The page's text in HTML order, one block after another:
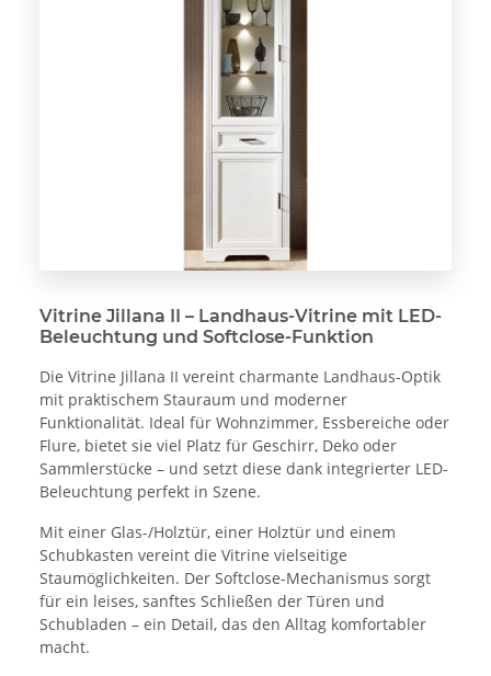
Vitrine Jillana II – Landhaus-Vitrine mit LED-
Beleuchtung und Softclose-Funktion
Die Vitrine Jillana II vereint charmante Landhaus-Optik
mit praktischem Stauraum und moderner
Funktionalität. Ideal für Wohnzimmer, Essbereiche oder
Flure, bietet sie viel Platz für Geschirr, Deko oder
Sammlerstücke – und setzt diese dank integrierter LED-
Beleuchtung perfekt in Szene.
Mit einer Glas-/Holztür, einer Holztür und einem
Schubkasten vereint die Vitrine vielseitige
Staumöglichkeiten. Der Softclose-Mechanismus sorgt
für ein leises, sanftes Schließen der Türen und
Schubladen – ein Detail, das den Alltag komfortabler
macht.